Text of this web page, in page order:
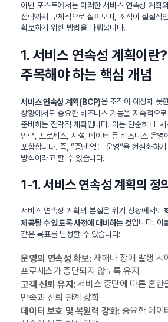
이번 포스트에서는 이러한 서비스 연속성 계획
전략까지 구체적으로 살펴보며, 조직이 실질적
확보하기 위한 방법을 다뤄봅니다.
1. 서비스 연속성 계획이란?
주목해야 하는 핵심 개념
서비스 연속성 계획(BCP)은 조직이 예상치 못
상황에서도 중요한 비즈니스 기능을 지속적으
준비하는 전략적 계획입니다. 이는 단순히 IT 시
인력, 프로세스, 시설, 데이터 등 비즈니스 운영
포함합니다. 즉, “중단 없는 운영”을 현실화하
방식이라고 할 수 있습니다.
1-1. 서비스 연속성 계획의 정
서비스 연속성 계획의 본질은 위기 상황에서도
제공될 수 있도록 사전에 대비하는 것입니다. 이
같은 목표를 달성할 수 있습니다:
운영의 연속성 확보:재해나 장애 발생 시
프로세스가 중단되지 않도록 유지
고객 신뢰 유지:서비스 중단에 따른 혼란
만족과 신뢰 관계 강화
데이터 보호 및 복원력 강화:중요한 데이